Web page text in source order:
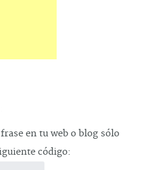
en tu web o blog sólo
código: